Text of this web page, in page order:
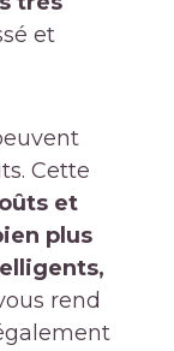
et
Cette
et
plus
rend